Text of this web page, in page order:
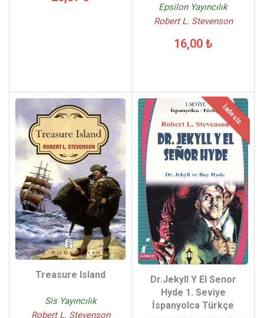
Epsilon Yayıncılık
Robert L. Stevenson
16,00 ₺
Treasure Island
Sis Yayıncılık
Robert L. Stevenson
İadesiz
Dr.Jekyll Y El Senor
Hyde 1. Seviye
İspanyolca Türkçe